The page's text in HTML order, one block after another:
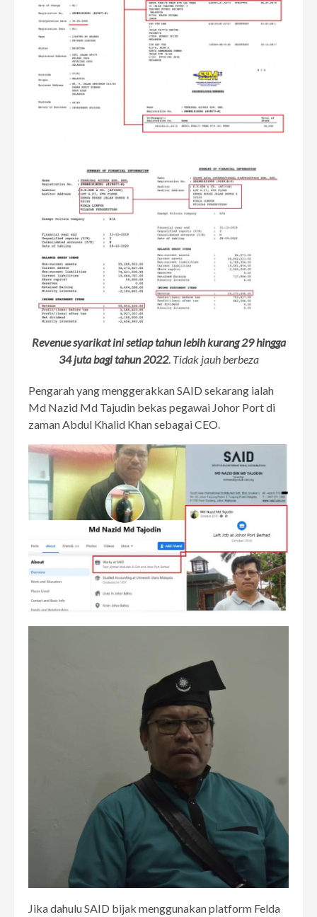
Revenue syarikat ini setiap tahun lebih kurang 29 hingga
34 juta bagi tahun 2022.Tidak jauh berbeza
Pengarah yang menggerakkan SAID sekarang ialah
Md Nazid Md Tajudin bekas pegawai Johor Port di
zaman Abdul Khalid Khan sebagai CEO.
Jika dahulu SAID bijak menggunakan platform Felda